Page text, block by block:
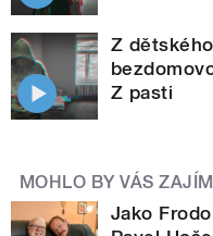
Z
Z pasti
MOHLO BY VÁS
Jako